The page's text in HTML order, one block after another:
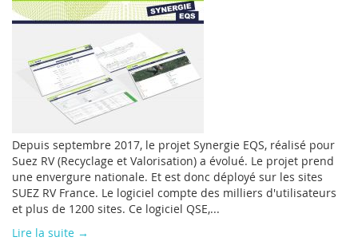
Depuis septembre 2017, le projet Synergie EQS, réalisé pour
Suez RV (Recyclage et Valorisation) a évolué. Le projet prend
une envergure nationale. Et est donc déployé sur les sites
SUEZ RV France. Le logiciel compte des milliers d'utilisateurs
et plus de 1200 sites. Ce logiciel QSE,...
Lire la suite →